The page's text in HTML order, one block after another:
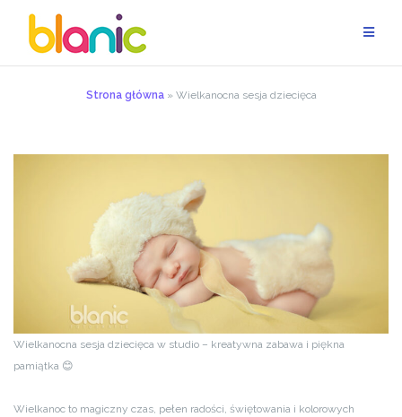
treści
Strona główna» Wielkanocna sesja dziecięca
Wielkanocna sesja dziecięca w studio – kreatywna zabawa i piękna
pamiątka 😊
Wielkanoc to magiczny czas, pełen radości, świętowania i kolorowych